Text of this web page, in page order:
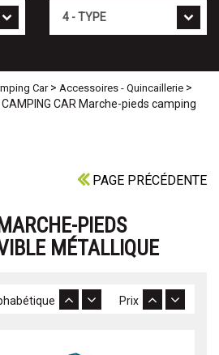
Car> Accessoires - Quincaillerie >
CAMPING CAR Marche-pieds camping
PAGE PRÉCÉDENTE
PIEDS
MÉTALLIQUE
Prix